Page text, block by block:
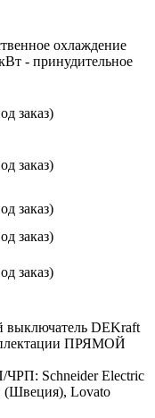
охлаждение
- принудительное
заказ)
заказ)
заказ)
заказ)
заказ)
выключатель DEKraft
ПРЯМОЙ
ЧРП: Schneider Electric
Lovato